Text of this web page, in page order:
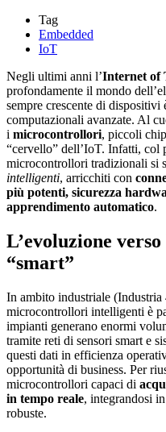
Tag
Embedded
IoT
Negli ultimi anni l’Internet of
profondamente il mondo
sempre crescente di dispositivi
computazionali avanzate. Al
i microcontrollori, piccoli
“cervello” dell’IoT. Infatti, col
microcontrollori tradizionali si
intelligenti, arricchiti con
più potenti, sicurezza
apprendimento automatico.
L’evoluzione
“smart”
In ambito industriale (Industria
microcontrollori intelligenti è
impianti generano enormi
tramite reti di sensori smart e
questi dati in efficienza
opportunità di business. Per
microcontrollori capaci di
in tempo reale, integrandosi
robuste.